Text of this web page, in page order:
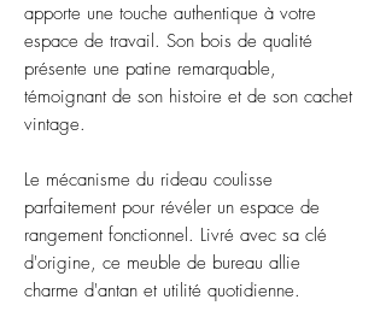
apporte une touche authentique à votre
espace de travail. Son bois de qualité
présente une patine remarquable,
témoignant de son histoire et de son cachet
vintage.
Le mécanisme du rideau coulisse
parfaitement pour révéler un espace de
rangement fonctionnel. Livré avec sa clé
d'origine, ce meuble de bureau allie
charme d'antan et utilité quotidienne.